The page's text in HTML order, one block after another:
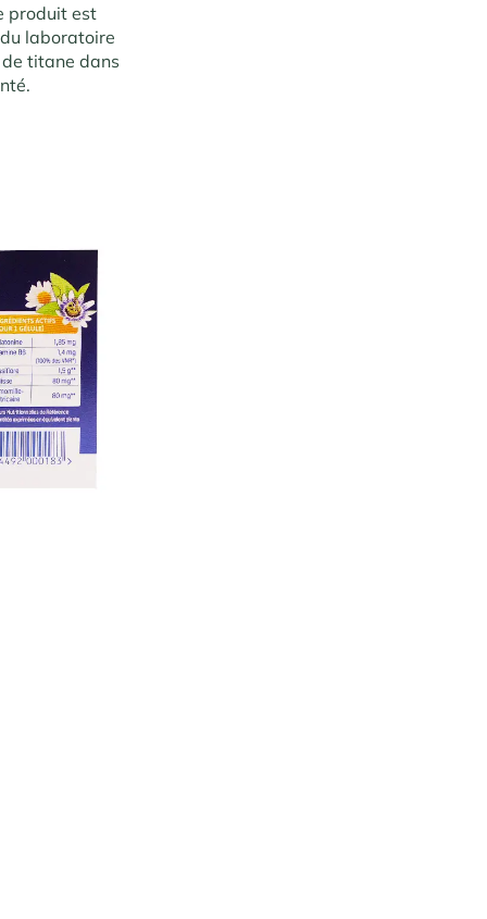
produit est
laboratoire
titane dans